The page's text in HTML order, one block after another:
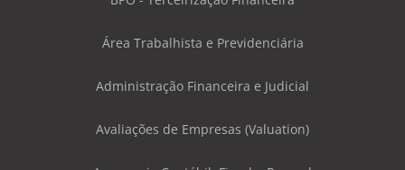
Área Trabalhista e Previdenciária
Administração Financeira e Judicial
Avaliações de Empresas (Valuation)